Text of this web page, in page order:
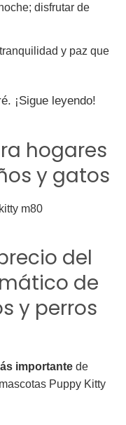
disfrutar de
y paz que
¡Sigue leyendo!
hogares
y gatos
m80
del
de
y perros
importante de
Puppy Kitty